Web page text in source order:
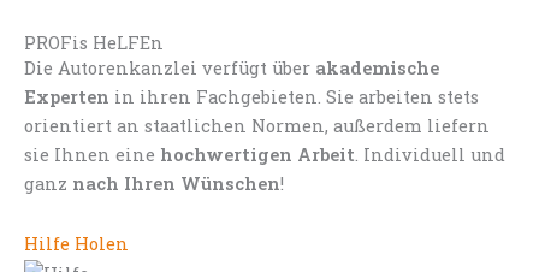
PROFis HeLFEn
Die Autorenkanzlei verfügt über akademische
Experten in ihren Fachgebieten. Sie arbeiten stets
orientiert an staatlichen Normen, außerdem liefern
sie Ihnen eine hochwertigen Arbeit. Individuell und
ganz nach Ihren Wünschen!
Hilfe Holen